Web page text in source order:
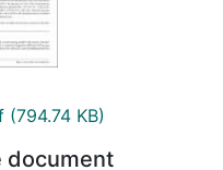
(794.74 KB)
document